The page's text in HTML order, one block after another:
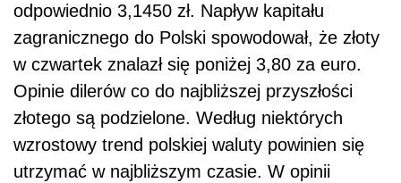
odpowiednio 3,1450 zł. Napływ kapitału
zagranicznego do Polski spowodował, że złoty
w czwartek znalazł się poniżej 3,80 za euro.
Opinie dilerów co do najbliższej przyszłości
złotego są podzielone. Według niektórych
wzrostowy trend polskiej waluty powinien się
utrzymać w najbliższym czasie. W opinii